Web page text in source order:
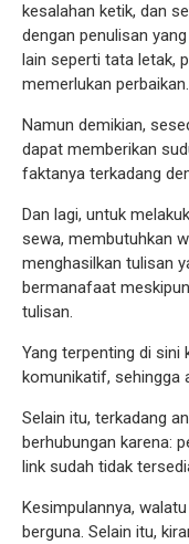
kesalahan ketik, dan
dengan penulisan
lain seperti tata letak,
memerlukan perbaikan.
Namun demikian,
dapat memberikan
faktanya terkadang
Dan lagi, untuk
sewa, membutuhkan
menghasilkan tulisan
bermanafaat
tulisan.
Yang terpenting di sini
komunikatif, sehingga
Selain itu, terkadang
berhubungan karena:
link sudah tidak
Kesimpulannya,
berguna. Selain itu,